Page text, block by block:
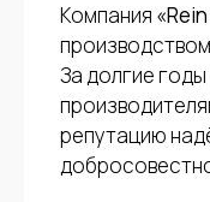
Компания
За долгие
репутацию